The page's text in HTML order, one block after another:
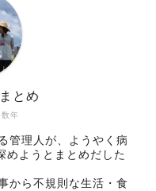
年
とめ
管理人が、ようやく病
めようとまとめだした
から不規則な生活・食